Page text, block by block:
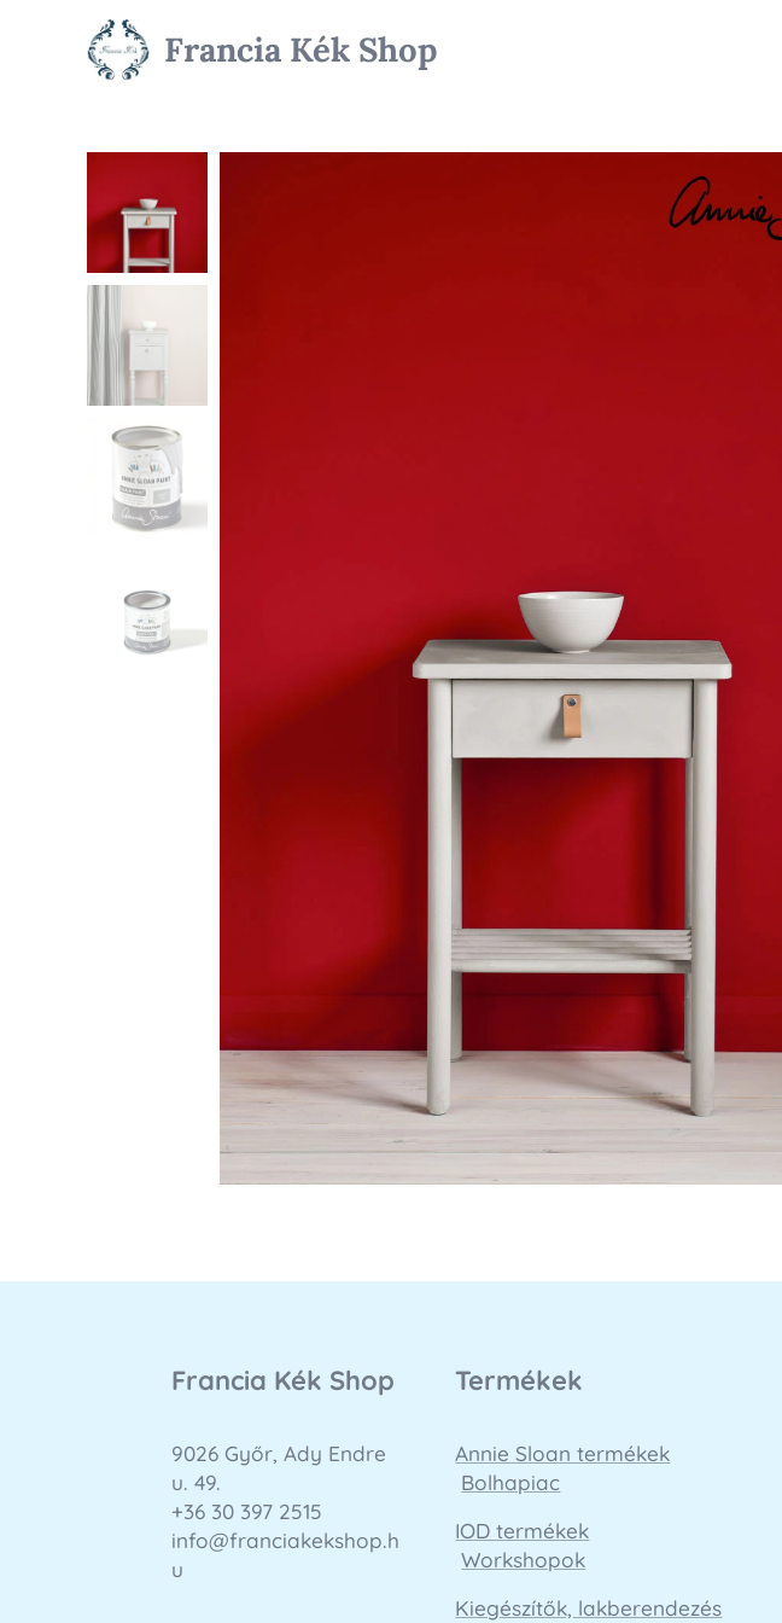
Francia Kék Shop
Francia Kék Shop
9026 Győr, Ady Endre
u. 49.
+36 30 397 2515
info@franciakekshop.h
u
Termékek
Annie Sloan termékek
Bolhapiac
IOD termékek
Workshopok
Kiegészítők, lakberendezés